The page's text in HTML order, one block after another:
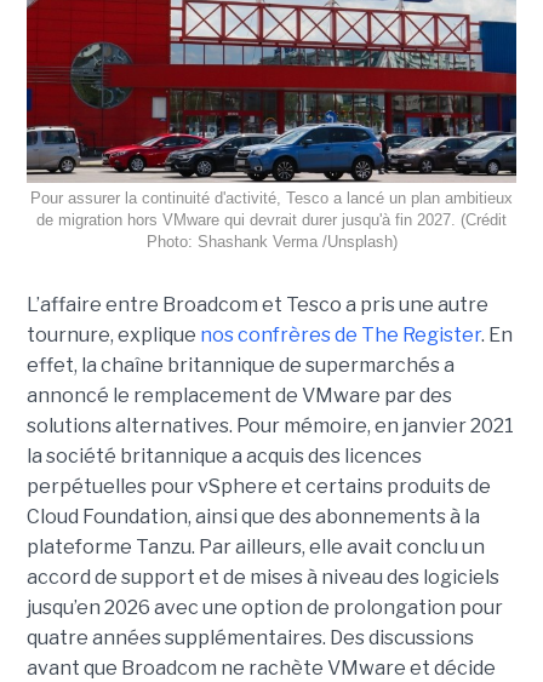
Pour assurer la continuité d'activité, Tesco a lancé un plan ambitieux
de migration hors VMware qui devrait durer jusqu'à fin 2027. (Crédit
Photo: Shashank Verma /Unsplash)
L’affaire entre Broadcom et Tesco a pris une autre
tournure, explique nos confrères de The Register. En
effet, la chaîne britannique de supermarchés a
annoncé le remplacement de VMware par des
solutions alternatives. Pour mémoire, en janvier 2021
la société britannique a acquis des licences
perpétuelles pour vSphere et certains produits de
Cloud Foundation, ainsi que des abonnements à la
plateforme Tanzu. Par ailleurs, elle avait conclu un
accord de support et de mises à niveau des logiciels
jusqu’en 2026 avec une option de prolongation pour
quatre années supplémentaires. Des discussions
avant que Broadcom ne rachète VMware et décide